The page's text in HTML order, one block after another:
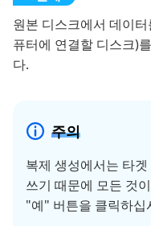
원본 디스크에서 데이
퓨터에 연결할 디스크)
다.
주의
복제 생성에서는 타
쓰기 때문에 모든 것
"예" 버튼을 클릭하십